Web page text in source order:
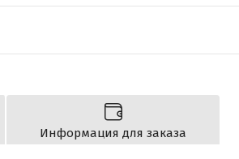
Информация для заказа